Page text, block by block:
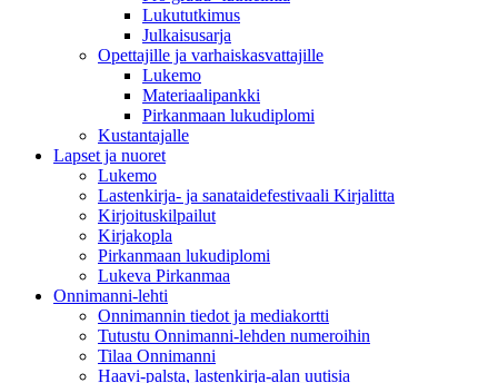
Lukututkimus
Julkaisusarja
Opettajille ja varhaiskasvattajille
Lukemo
Materiaalipankki
Pirkanmaan lukudiplomi
Kustantajalle
Lapset ja nuoret
Lukemo
Lastenkirja- ja sanataidefestivaali Kirjalitta
Kirjoituskilpailut
Kirjakopla
Pirkanmaan lukudiplomi
Lukeva Pirkanmaa
Onnimanni-lehti
Onnimannin tiedot ja mediakortti
Tutustu Onnimanni-lehden numeroihin
Tilaa Onnimanni
Haavi-palsta, lastenkirja-alan uutisia